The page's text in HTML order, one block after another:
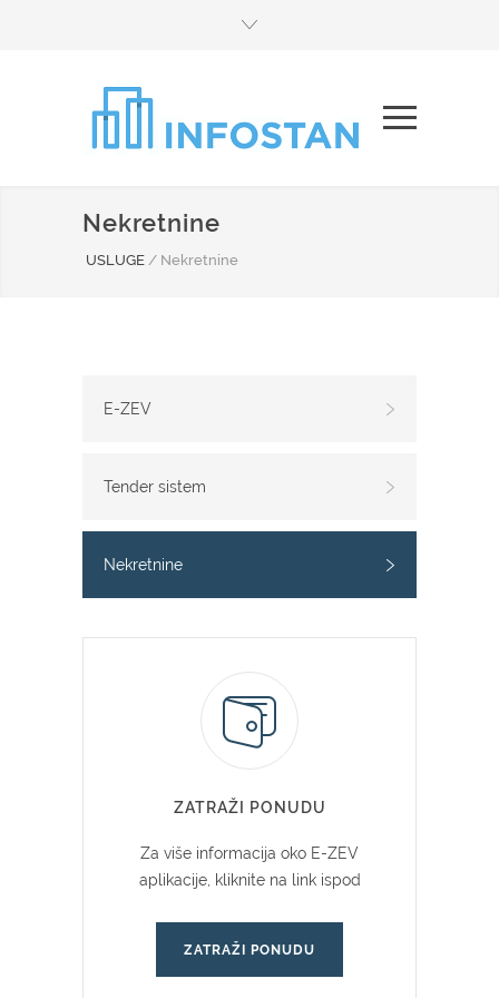
Nekretnine
USLUGE / Nekretnine
E-ZEV
Tender sistem
Nekretnine
ZATRAŽI PONUDU
Za više informacija oko E-ZEV
aplikacije, kliknite na link ispod
ZATRAŽI PONUDU